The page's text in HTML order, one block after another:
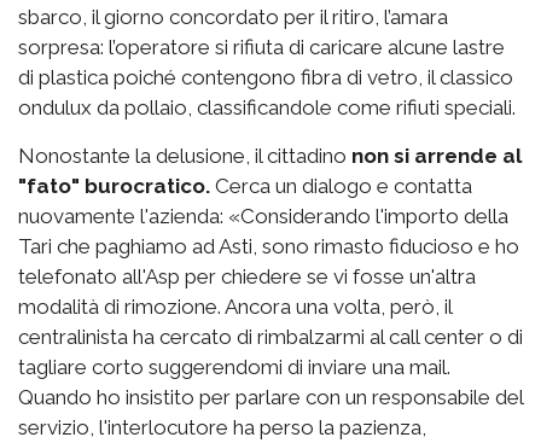
sbarco, il giorno concordato per il ritiro, l’amara
sorpresa: l’operatore si rifiuta di caricare alcune lastre
di plastica poiché contengono fibra di vetro, il classico
ondulux da pollaio, classificandole come rifiuti speciali.
Nonostante la delusione, il cittadino non si arrende al
"fato" burocratico. Cerca un dialogo e contatta
nuovamente l'azienda: «Considerando l'importo della
Tari che paghiamo ad Asti, sono rimasto fiducioso e ho
telefonato all'Asp per chiedere se vi fosse un'altra
modalità di rimozione. Ancora una volta, però, il
centralinista ha cercato di rimbalzarmi al call center o di
tagliare corto suggerendomi di inviare una mail.
Quando ho insistito per parlare con un responsabile del
servizio, l'interlocutore ha perso la pazienza,